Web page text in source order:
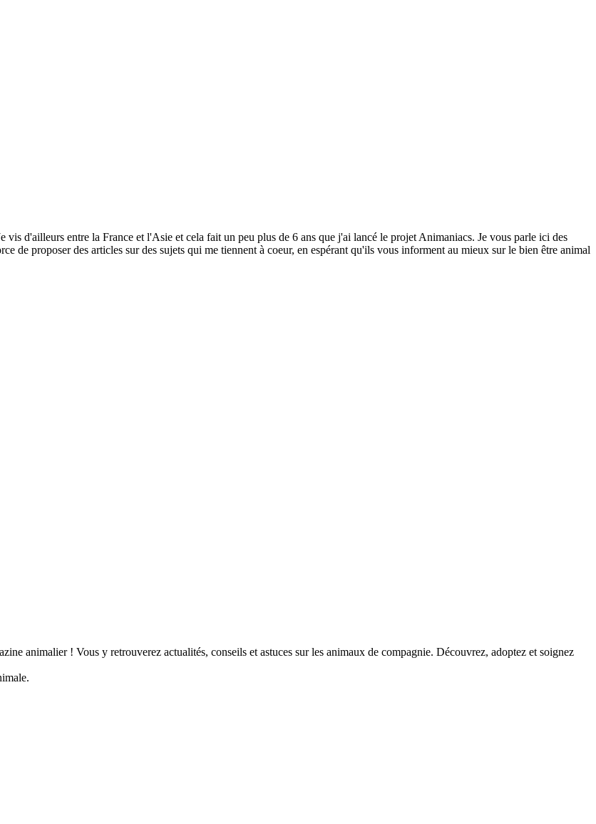
vis d'ailleurs entre la France et l'Asie et cela fait un peu plus de 6 ans que j'ai lancé le projet Animaniacs. Je vous parle ici des
de proposer des articles sur des sujets qui me tiennent à coeur, en espérant qu'ils vous informent au mieux sur le bien être animal
animalier ! Vous y retrouverez actualités, conseils et astuces sur les animaux de compagnie. Découvrez, adoptez et soignez